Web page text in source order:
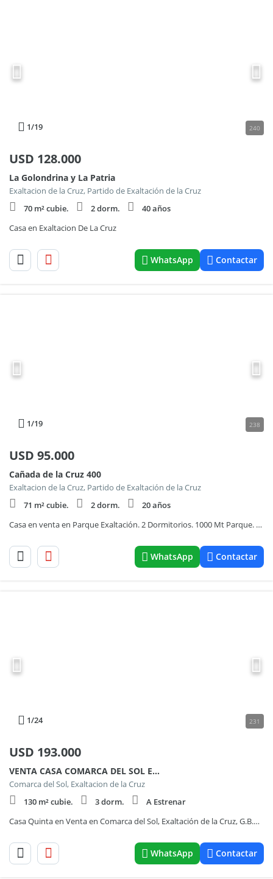
1/19 240
USD 128.000
La Golondrina y La Patria
Exaltacion de la Cruz, Partido de Exaltación de la Cruz
70 m² cubie.
2 dorm.
40 años
Casa en Exaltacion De La Cruz
WhatsApp Contactar
1/19 238
USD 95.000
Cañada de la Cruz 400
Exaltacion de la Cruz, Partido de Exaltación de la Cruz
71 m² cubie.
2 dorm.
20 años
Casa en venta en Parque Exaltación. 2 Dormitorios. 1000 Mt Parque. Piscina.
WhatsApp Contactar
1/24 231
USD 193.000
VENTA CASA COMARCA DEL SOL EXALTACION DE LA CRUZ 100
Comarca del Sol, Exaltacion de la Cruz
130 m² cubie.
3 dorm.
A Estrenar
Casa Quinta en Venta en Comarca del Sol, Exaltación de la Cruz, G.B.A. Zona Norte
WhatsApp Contactar